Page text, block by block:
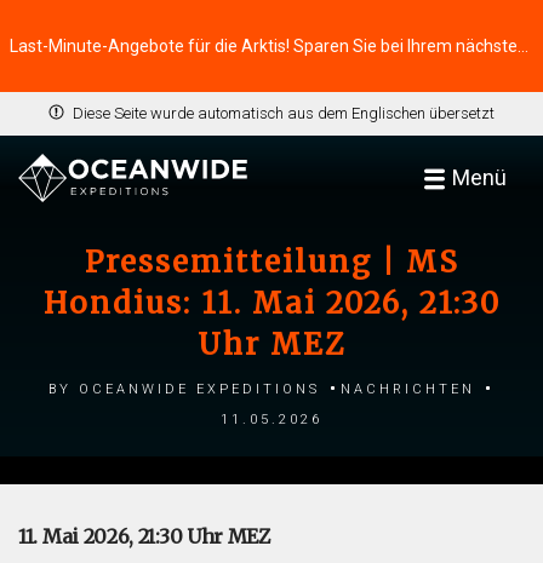
Diese Seite wurde automatisch aus dem Englischen übersetzt
Menü
Pressemitteilung | MS
Hondius: 11. Mai 2026, 21:30
Uhr MEZ
by Oceanwide Expeditions
Nachrichten
11.05.2026
11. Mai 2026, 21:30 Uhr MEZ